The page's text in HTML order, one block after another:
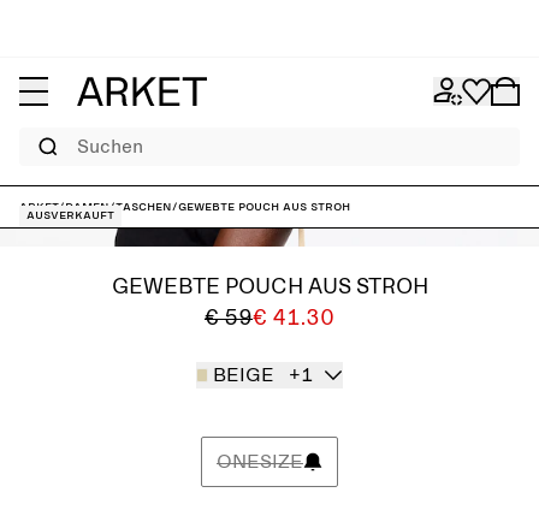
Suchen
ARKET/Damen /Taschen/Gewebte Pouch aus Stroh
Ausverkauft
GEWEBTE POUCH AUS STROH
€ 59€ 41.30
BEIGE +1
ONESIZE